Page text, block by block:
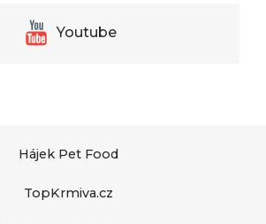
Youtube
Hájek Pet Food
TopKrmiva.cz